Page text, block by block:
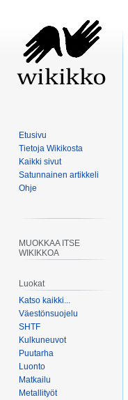
Etusivu
Tietoja Wikikosta
Kaikki sivut
Satunnainen artikkeli
Ohje
MUOKKAA ITSE
WIKIKKOA
Luokat
Katso kaikki...
Väestönsuojelu
SHTF
Kulkuneuvot
Puutarha
Luonto
Matkailu
Metallityöt